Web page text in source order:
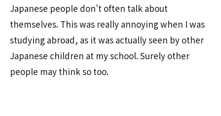
Japanese people don’t often talk about
themselves. This was really annoying when I was
studying abroad, as it was actually seen by other
Japanese children at my school. Surely other
people may think so too.